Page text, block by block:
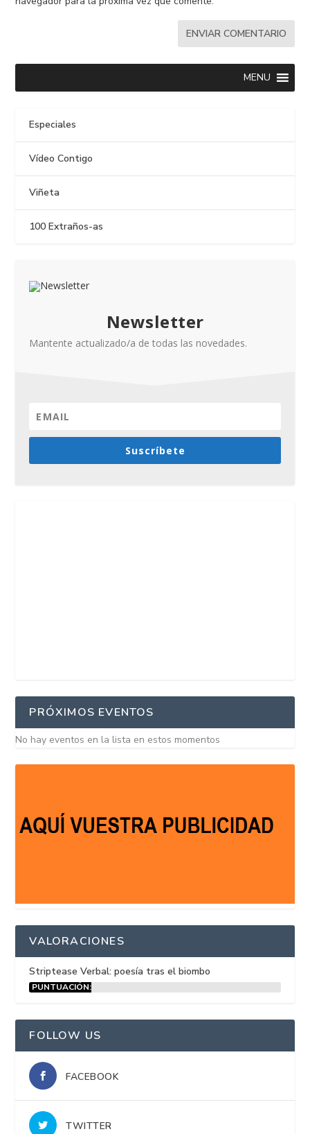
MENU
Especiales
Vídeo Contigo
Viñeta
100 Extraños-as
Newsletter
Mantente actualizado/a de todas las novedades.
Suscríbete
PRÓXIMOS EVENTOS
No hay eventos en la lista en estos momentos
VALORACIONES
Striptease Verbal: poesía tras el biombo
PUNTUACIÓN:
FOLLOW US
FACEBOOK
TWITTER